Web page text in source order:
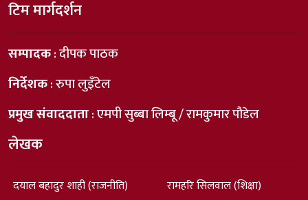
टिम मार्गदर्शन
सम्पादक: दीपक पाठक
निर्देशक: रुपा लुइँटेल
प्रमुख संवाददाता: एमपी सुब्बा लिम्बू / रामकुमार पौडेल
लेखक
दयाल बहादुर शाही (राजनीति)
रामहरि सिलवाल (शिक्षा)